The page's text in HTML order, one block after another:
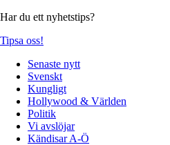
Har du ett nyhetstips?
Tipsa oss!
Senaste nytt
Svenskt
Kungligt
Hollywood & Världen
Politik
Vi avslöjar
Kändisar A-Ö